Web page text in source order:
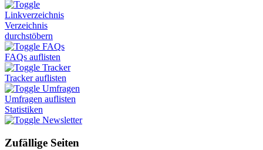
Linkverzeichnis
Verzeichnis
durchstöbern
FAQs
FAQs auflisten
Tracker
Tracker auflisten
Umfragen
Umfragen auflisten
Statistiken
Newsletter
Zufällige Seiten